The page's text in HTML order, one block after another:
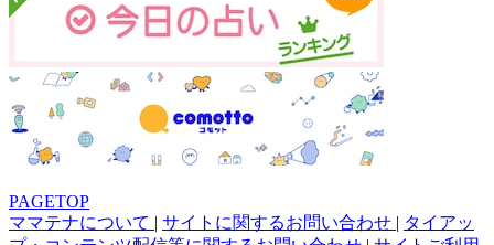
PAGETOP
ママテナについて | サイトに関するお問い合わせ | タイアッ